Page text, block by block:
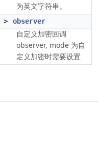
为英文字符串。
> observer
自定义加密回调
observer, mode 为自
定义加密时需要设置